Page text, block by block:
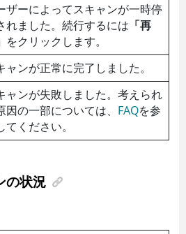
ザーによってスキャンが一時停
れました。続行するには 「再
をクリックします。
ャンが正常に完了しました。
ャンが失敗しました。考えられ
因の一部については、 FAQを参
てください。
の状況